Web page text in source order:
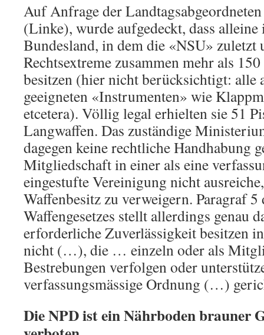
Auf Anfrage der
(Linke), wurde aufgedeckt, dass alleine
Bundesland, in dem die «NSU» zuletzt
Rechtsextreme zusammen mehr als
besitzen (hier nicht berücksichtigt: alle
geeigneten «Instrumenten» wie
etcetera). Völlig legal erhielten sie 51
Langwaffen. Das zuständige
dagegen keine rechtliche Handhabung
Mitgliedschaft in einer als eine
eingestufte Vereinigung nicht
Waffenbesitz zu verweigern. Paragraf 5
Waffengesetzes stellt allerdings genau
erforderliche Zuverlässigkeit besitzen
nicht (…), die … einzeln oder als
Bestrebungen verfolgen oder
verfassungsmässige Ordnung (…)
Die NPD ist ein Nährboden brauner